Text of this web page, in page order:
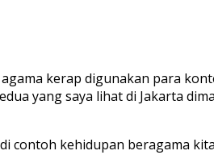
kerap digunakan para
yang saya lihat di Jakarta
contoh kehidupan beragama